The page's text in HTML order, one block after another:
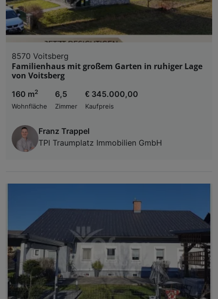
8570 Voitsberg
Familienhaus mit großem Garten in ruhiger Lage
von Voitsberg
160 m2
Wohnfläche
6,5
Zimmer
€ 345.000,00
Kaufpreis
Franz Trappel
TPI Traumplatz Immobilien GmbH